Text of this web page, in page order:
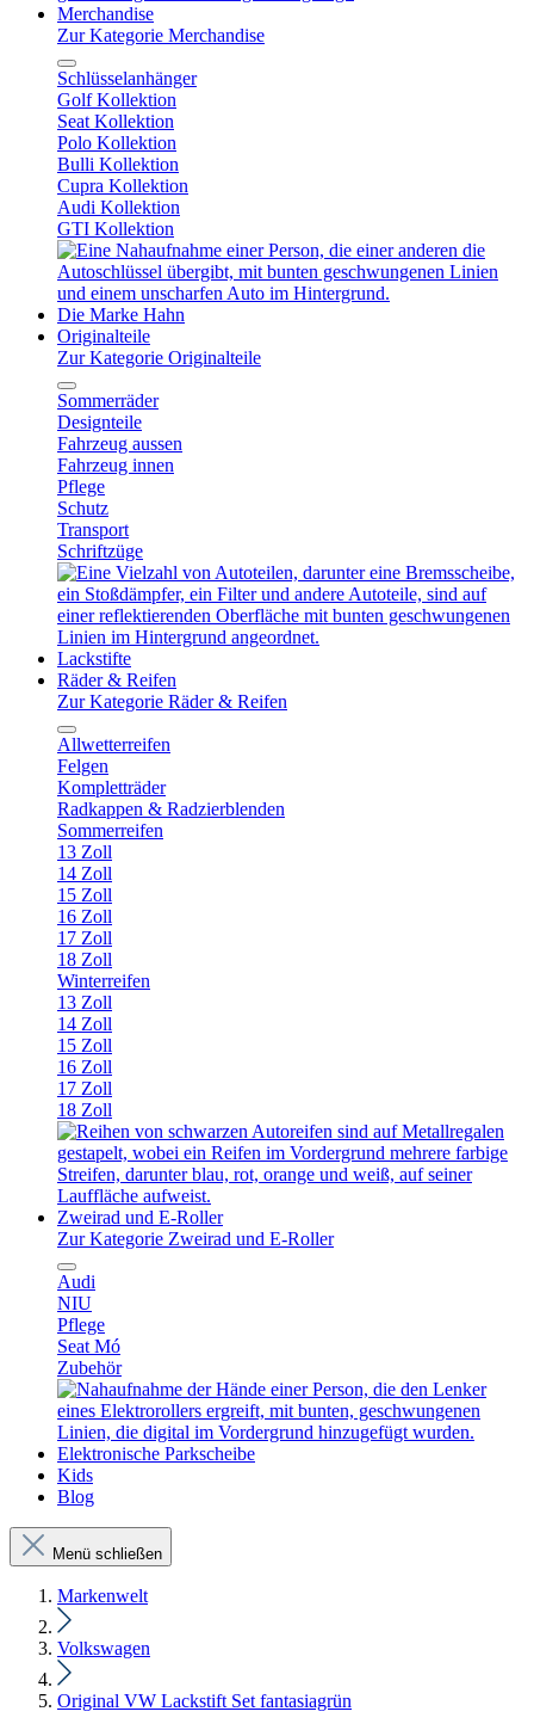
Merchandise
Zur Kategorie Merchandise
Schlüsselanhänger
Golf Kollektion
Seat Kollektion
Polo Kollektion
Bulli Kollektion
Cupra Kollektion
Audi Kollektion
GTI Kollektion
Die Marke Hahn
Originalteile
Zur Kategorie Originalteile
Sommerräder
Designteile
Fahrzeug aussen
Fahrzeug innen
Pflege
Schutz
Transport
Schriftzüge
Lackstifte
Räder & Reifen
Zur Kategorie Räder & Reifen
Allwetterreifen
Felgen
Kompletträder
Radkappen & Radzierblenden
Sommerreifen
13 Zoll
14 Zoll
15 Zoll
16 Zoll
17 Zoll
18 Zoll
Winterreifen
13 Zoll
14 Zoll
15 Zoll
16 Zoll
17 Zoll
18 Zoll
Zweirad und E-Roller
Zur Kategorie Zweirad und E-Roller
Audi
NIU
Pflege
Seat Mó
Zubehör
Elektronische Parkscheibe
Kids
Blog
Menü schließen
Markenwelt
Volkswagen
Original VW Lackstift Set fantasiagrün